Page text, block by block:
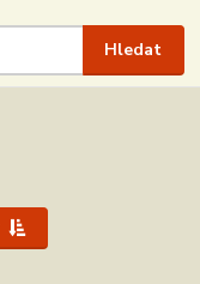
Hledat